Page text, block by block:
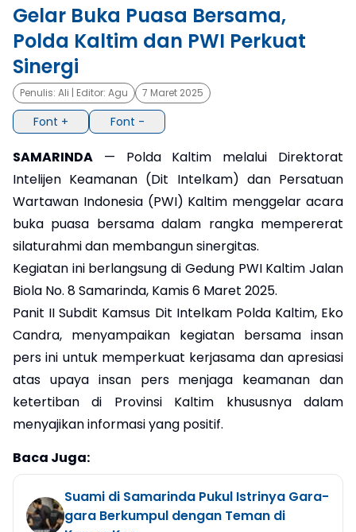
×
Gelar Buka Puasa Bersama,
Polda Kaltim dan PWI Perkuat
Sinergi
Penulis: Ali | Editor: Agu 7 Maret 2025
Font + Font -
SAMARINDA — Polda Kaltim melalui Direktorat
Intelijen Keamanan (Dit Intelkam) dan Persatuan
Wartawan Indonesia (PWI) Kaltim menggelar acara
buka puasa bersama dalam rangka mempererat
silaturahmi dan membangun sinergitas.
Kegiatan ini berlangsung di Gedung PWI Kaltim Jalan
Biola No. 8 Samarinda, Kamis 6 Maret 2025.
Panit II Subdit Kamsus Dit Intelkam Polda Kaltim, Eko
Candra, menyampaikan kegiatan bersama insan
pers ini untuk memperkuat kerjasama dan apresiasi
atas upaya insan pers menjaga keamanan dan
ketertiban di Provinsi Kaltim khususnya dalam
menyajikan informasi yang positif.
Baca Juga:
Suami di Samarinda Pukul Istrinya Gara-
gara Berkumpul dengan Teman di